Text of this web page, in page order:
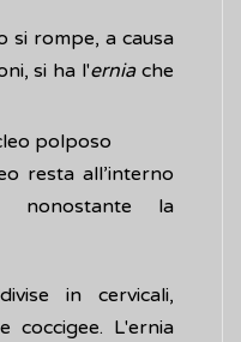
si rompe, a causa
si ha l'erniache
polposo
resta all’interno
nonostante la
in cervicali,
coccigee. L'ernia